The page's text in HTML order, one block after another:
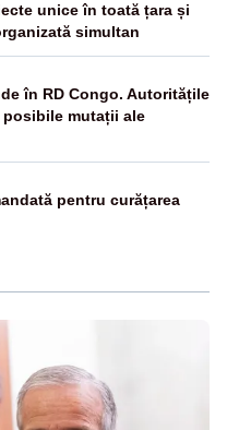
unice în toată țara și
simultan
în RD Congo. Autoritățile
posibile mutații ale
pentru curățarea